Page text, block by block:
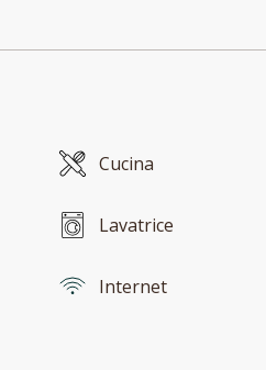
Cucina
Lavatrice
Internet